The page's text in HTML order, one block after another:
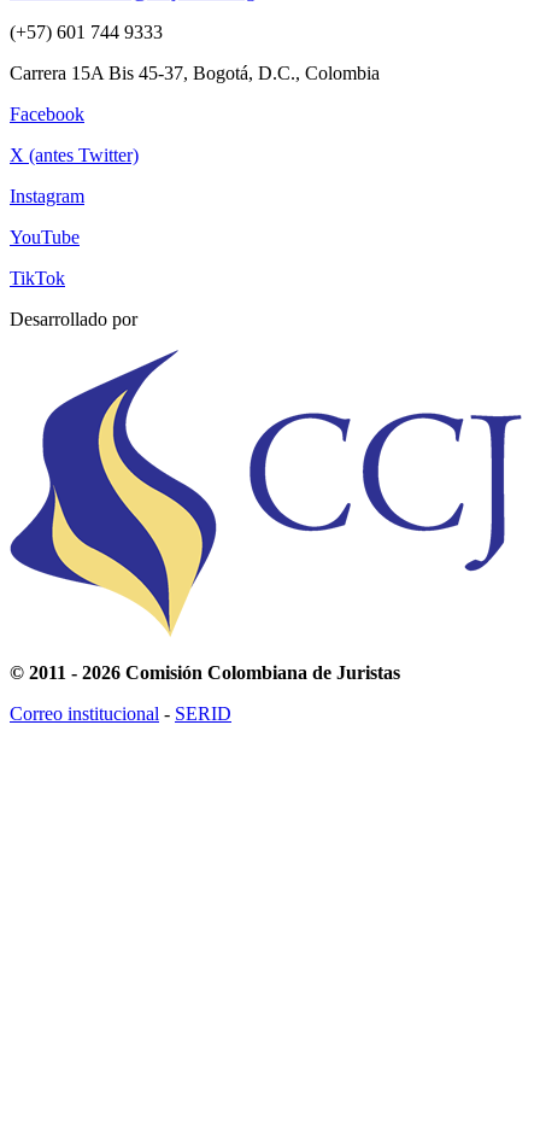
(+57) 601 744 9333
Carrera 15A Bis 45-37, Bogotá, D.C., Colombia
Facebook
X (antes Twitter)
Instagram
YouTube
TikTok
Desarrollado por
© 2011 - 2026 Comisión Colombiana de Juristas
Correo institucional - SERID